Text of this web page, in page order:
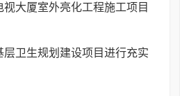
视大厦室外亮化工程施工项目
层卫生规划建设项目进行充实